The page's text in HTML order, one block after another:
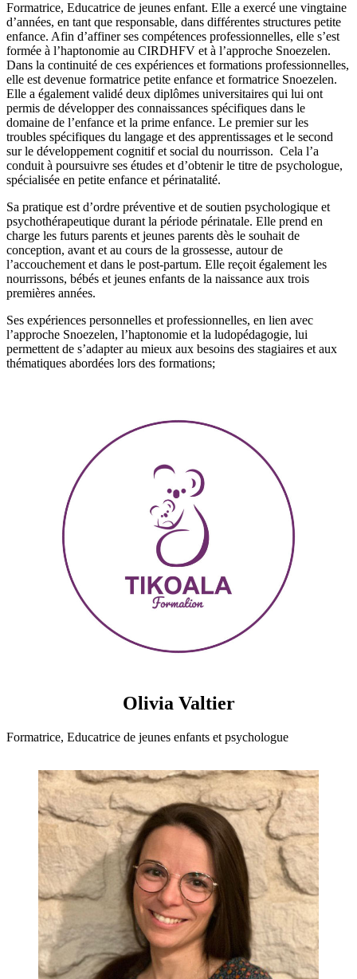
Formatrice, Educatrice de jeunes enfant. Elle a exercé une vingtaine
d’années, en tant que responsable, dans différentes structures petite
enfance. Afin d’affiner ses compétences professionnelles, elle s’est
formée à l’haptonomie au CIRDHFV et à l’approche Snoezelen.
Dans la continuité de ces expériences et formations professionnelles,
elle est devenue formatrice petite enfance et formatrice Snoezelen.
Elle a également validé deux diplômes universitaires qui lui ont
permis de développer des connaissances spécifiques dans le
domaine de l’enfance et la prime enfance. Le premier sur les
troubles spécifiques du langage et des apprentissages et le second
sur le développement cognitif et social du nourrisson. Cela l’a
conduit à poursuivre ses études et d’obtenir le titre de psychologue,
spécialisée en petite enfance et périnatalité.
Sa pratique est d’ordre préventive et de soutien psychologique et
psychothérapeutique durant la période périnatale. Elle prend en
charge les futurs parents et jeunes parents dès le souhait de
conception, avant et au cours de la grossesse, autour de
l’accouchement et dans le post-partum. Elle reçoit également les
nourrissons, bébés et jeunes enfants de la naissance aux trois
premières années.
Ses expériences personnelles et professionnelles, en lien avec
l’approche Snoezelen, l’haptonomie et la ludopédagogie, lui
permettent de s’adapter au mieux aux besoins des stagiaires et aux
thématiques abordées lors des formations;
Olivia Valtier
Formatrice, Educatrice de jeunes enfants et psychologue